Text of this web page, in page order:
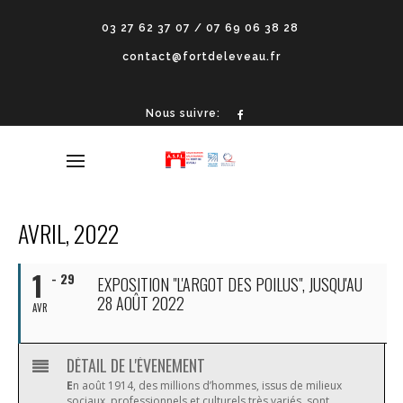
03 27 62 37 07 / 07 69 06 38 28
contact@fortdeleveau.fr
Nous suivre:
AVRIL, 2022
1
AVR
- 29
EXPOSITION "L'ARGOT DES POILUS", JUSQU'AU
28 AOÛT 2022
DÉTAIL DE L'ÉVENEMENT
En août 1914, des millions d’hommes, issus de milieux